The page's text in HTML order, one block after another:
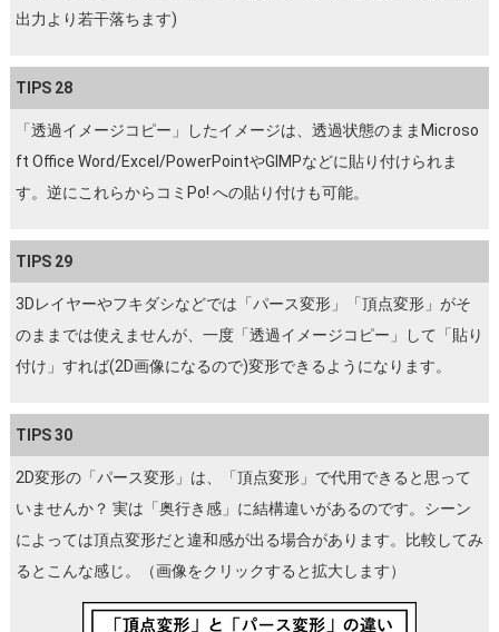
出力より若干落ちます)
TIPS 28
「透過イメージコピー」したイメージは、透過状態のままMicroso
ft Office Word/Excel/PowerPointやGIMPなどに貼り付けられま
す。逆にこれらからコミPo! への貼り付けも可能。
TIPS 29
3Dレイヤーやフキダシなどでは「パース変形」「頂点変形」がそ
のままでは使えませんが、一度「透過イメージコピー」して「貼り
付け」すれば(2D画像になるので)変形できるようになります。
TIPS 30
2D変形の「パース変形」は、「頂点変形」で代用できると思って
いませんか？ 実は「奥行き感」に結構違いがあるのです。シーン
によっては頂点変形だと違和感が出る場合があります。比較してみ
るとこんな感じ。（画像をクリックすると拡大します）